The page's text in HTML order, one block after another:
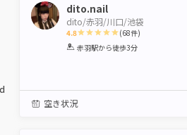
dito.nail
dito/赤羽/川口/池袋
4.8
1 2 3 4 5
(68件)
赤羽駅から徒歩3分
空き状況